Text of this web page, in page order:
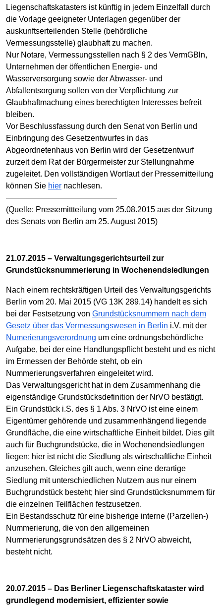
Liegenschaftskatasters ist künftig in jedem Einzelfall durch
die Vorlage geeigneter Unterlagen gegenüber der
auskunftserteilenden Stelle (behördliche
Vermessungsstelle) glaubhaft zu machen.
Nur Notare, Vermessungsstellen nach § 2 des VermGBln,
Unternehmen der öffentlichen Energie- und
Wasserversorgung sowie der Abwasser- und
Abfallentsorgung sollen von der Verpflichtung zur
Glaubhaftmachung eines berechtigten Interesses befreit
bleiben.
Vor Beschlussfassung durch den Senat von Berlin und
Einbringung des Gesetzentwurfes in das
Abgeordnetenhaus von Berlin wird der Gesetzentwurf
zurzeit dem Rat der Bürgermeister zur Stellungnahme
zugeleitet. Den vollständigen Wortlaut der Pressemitteilung
können Sie hier nachlesen.
——————————————
(Quelle: Pressemittteilung vom 25.08.2015 aus der Sitzung
des Senats von Berlin am 25. August 2015)
21.07.2015 – Verwaltungsgerichtsurteil zur
Grundstücksnummerierung in Wochenendsiedlungen
Nach einem rechtskräftigen Urteil des Verwaltungsgerichts
Berlin vom 20. Mai 2015 (VG 13K 289.14) handelt es sich
bei der Festsetzung von Grundstücksnummern nach dem
Gesetz über das Vermessungswesen in Berlin i.V. mit der
Numerierungsverordnung um eine ordnungsbehördliche
Aufgabe, bei der eine Handlungspflicht besteht und es nicht
im Ermessen der Behörde steht, ob ein
Nummerierungsverfahren eingeleitet wird.
Das Verwaltungsgericht hat in dem Zusammenhang die
eigenständige Grundstücksdefinition der NrVO bestätigt.
Ein Grundstück i.S. des § 1 Abs. 3 NrVO ist eine einem
Eigentümer gehörende und zusammenhängend liegende
Grundfläche, die eine wirtschaftliche Einheit bildet. Dies gilt
auch für Buchgrundstücke, die in Wochenendsiedlungen
liegen; hier ist nicht die Siedlung als wirtschaftliche Einheit
anzusehen. Gleiches gilt auch, wenn eine derartige
Siedlung mit unterschiedlichen Nutzern aus nur einem
Buchgrundstück besteht; hier sind Grundstücksnummern für
die einzelnen Teilflächen festzusetzen.
Ein Bestandsschutz für eine bisherige interne (Parzellen-)
Nummerierung, die von den allgemeinen
Nummerierungsgrundsätzen des § 2 NrVO abweicht,
besteht nicht.
20.07.2015 – Das Berliner Liegenschaftskataster wird
grundlegend modernisiert, effizienter sowie